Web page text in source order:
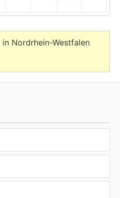
Nordrhein-Westfalen